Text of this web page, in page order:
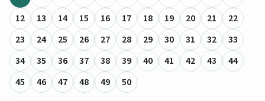
12
13 14 15 16 17 18 19 20 21
22
23
24 25 26 27 28 29 30 31 32
33
34
35 36 37 38 39 40 41 42 43
44
45
46 47 48 49 50